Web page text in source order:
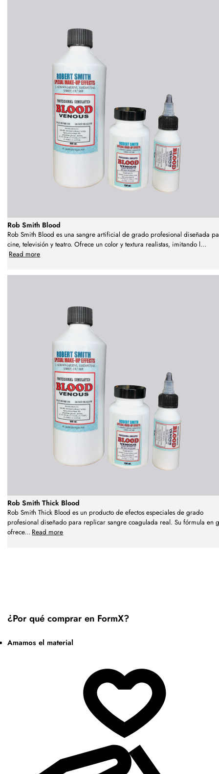
Rob Smith Blood
Rob Smith Blood es una sangre artificial de grado profesional diseñada
cine, televisión y teatro. Ofrece un color y textura realistas, imitando l...
Read more
Rob Smith Thick Blood
Rob Smith Thick Blood es un producto de efectos especiales de grado
profesional diseñado para replicar sangre coagulada real. Su fórmula en
ofrece... Read more
¿Por qué comprar en FormX?
Amamos el material